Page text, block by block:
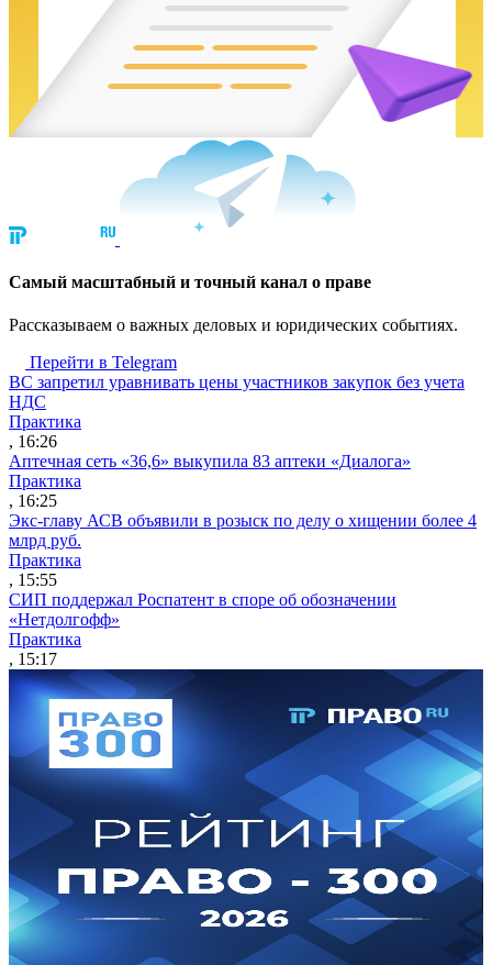
Cамый масштабный и точный канал о праве
Рассказываем о важных деловых и юридических событиях.
Перейти в Telegram
ВС запретил уравнивать цены участников закупок без учета
НДС
Практика
, 16:26
Аптечная сеть «36,6» выкупила 83 аптеки «Диалога»
Практика
, 16:25
Экс-главу АСВ объявили в розыск по делу о хищении более 4
млрд руб.
Практика
, 15:55
СИП поддержал Роспатент в споре об обозначении
«Нетдолгофф»
Практика
, 15:17